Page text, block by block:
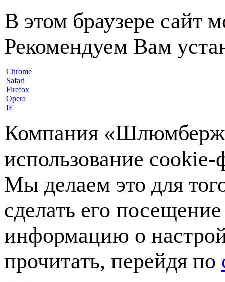
В этом браузере сайт
Рекомендуем Вам
Chrome
Safari
Firefox
Opera
IE
Компания
использование
Мы делаем это для
сделать его
информацию о
прочитать, перейдя по